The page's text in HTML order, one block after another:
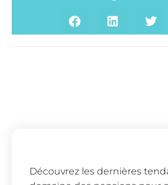
Découvrez les dernières